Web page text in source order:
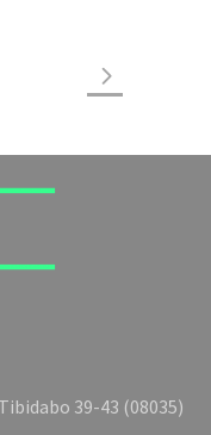
39-43 (08035)